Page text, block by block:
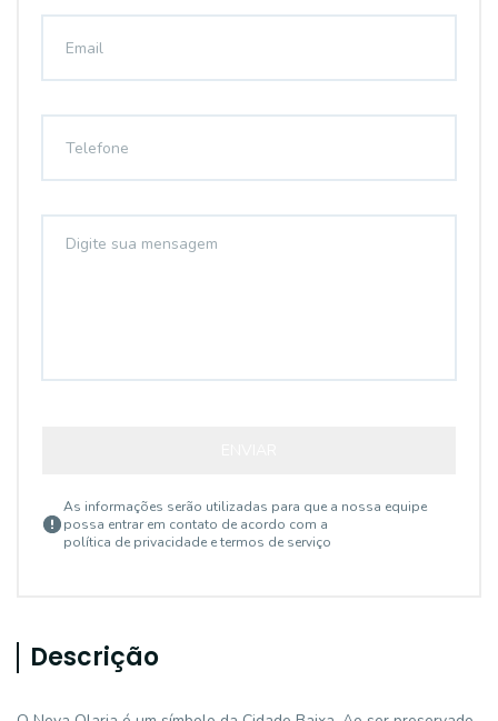
As informações serão utilizadas para que a nossa equipe
possa entrar em contato de acordo com a
política de privacidade e termos de serviço
Descrição